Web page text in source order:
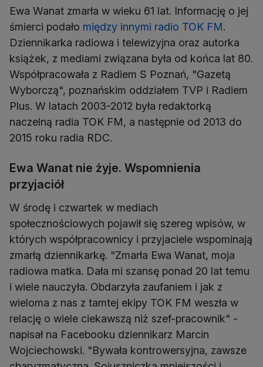
Ewa Wanat zmarła w wieku 61 lat. Informację o jej
śmierci podało między innymi radio TOK FM.
Dziennikarka radiowa i telewizyjna oraz autorka
książek, z mediami związana była od końca lat 80.
Współpracowała z Radiem S Poznań, "Gazetą
Wyborczą", poznańskim oddziałem TVP i Radiem
Plus. W latach 2003-2012 była redaktorką
naczelną radia TOK FM, a następnie od 2013 do
2015 roku radia RDC.
Ewa Wanat nie żyje. Wspomnienia
przyjaciół
W środę i czwartek w mediach
społecznościowych pojawił się szereg wpisów, w
których współpracownicy i przyjaciele wspominają
zmarłą dziennikarkę. "Zmarła Ewa Wanat, moja
radiowa matka. Dała mi szansę ponad 20 lat temu
i wiele nauczyła. Obdarzyła zaufaniem i jak z
wieloma z nas z tamtej ekipy TOK FM weszła w
relację o wiele ciekawszą niż szef-pracownik" -
napisał na Facebooku dziennikarz Marcin
Wojciechowski. "Bywała kontrowersyjna, zawsze